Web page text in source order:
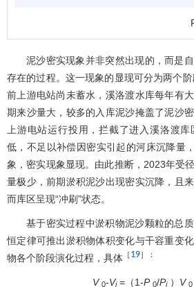
泥沙密实现象并非突然出现的，而是
存在的过程。这一现象的显现可分为两个
前上游电站尚未蓄水，溪洛渡水库每年有
期来沙量大，较多的入库泥沙掩盖了泥沙
上游电站运行投用，拦截了进入溪洛渡
低，不足以补偿因密实引起的河床沉降量
象，密实现象显现。由此推断，2023年受
量极少，前期淤积泥沙出现密实沉降，且
而库区呈现“冲刷”状态。
基于密实过程中淤积物泥沙颗粒的总
恒定律可推出淤积物体积变化与干容重变
物各个阶段演化过程，具体 ［19］：
V 0-Vi=（1-P 0/Pi） V 0